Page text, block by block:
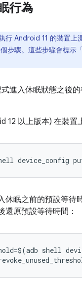
行為
行 Android 11 的裝置上
步驟。這些步驟會標示
進入休眠狀態之後
12 以上版本) 在裝置
休眠之前的預設等待
還原預設等待時間：
shell